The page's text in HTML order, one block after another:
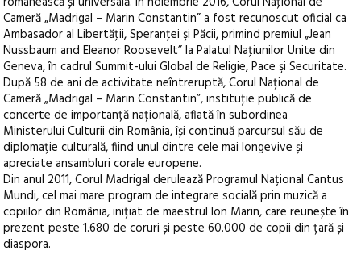
Cameră „Madrigal – Marin Constantin” a fost recunoscut oficial ca
Ambasador al Libertăţii, Speranţei şi Păcii, primind premiul „Jean
Nussbaum and Eleanor Roosevelt” la Palatul Naţiunilor Unite din
Geneva, în cadrul Summit-ului Global de Religie, Pace şi Securitate.
După 58 de ani de activitate neîntreruptă, Corul Național de
Cameră „Madrigal – Marin Constantin”, instituţie publică de
concerte de importanță națională, aflată în subordinea
Ministerului Culturii din România, își continuă parcursul său de
diplomație culturală, fiind unul dintre cele mai longevive și
apreciate ansambluri corale europene.
Din anul 2011, Corul Madrigal derulează Programul Național Cantus
Mundi, cel mai mare program de integrare socială prin muzică a
copiilor din România, inițiat de maestrul Ion Marin, care reunește în
prezent peste 1.680 de coruri și peste 60.000 de copii din țară și
diaspora.